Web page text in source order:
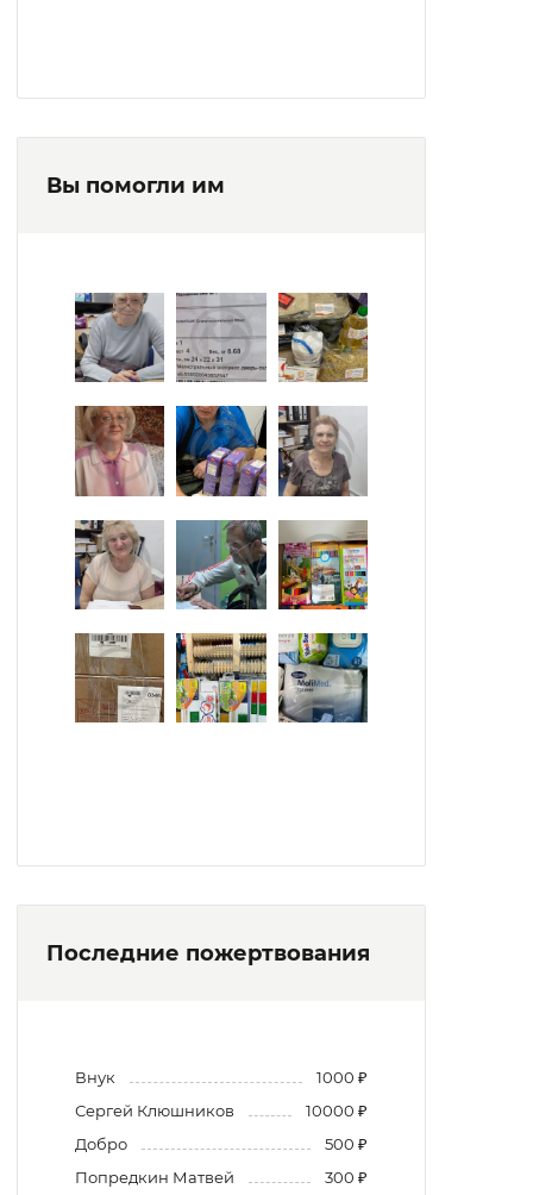
Вы помогли им
Последние пожертвования
Внук
1000 ₽
Сергей Клюшников
10000 ₽
Добро
500 ₽
Попредкин Матвей
300 ₽